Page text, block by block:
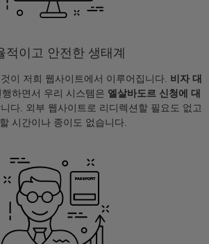
적이고 안전한 생태계
이 저희 웹사이트에서 이루어집니다. 비자 대
행하면서 우리 시스템은 엘살바도르 신청에 대
다. 외부 웹사이트로 리디렉션할 필요도 없고
시간이나 종이도 없습니다.